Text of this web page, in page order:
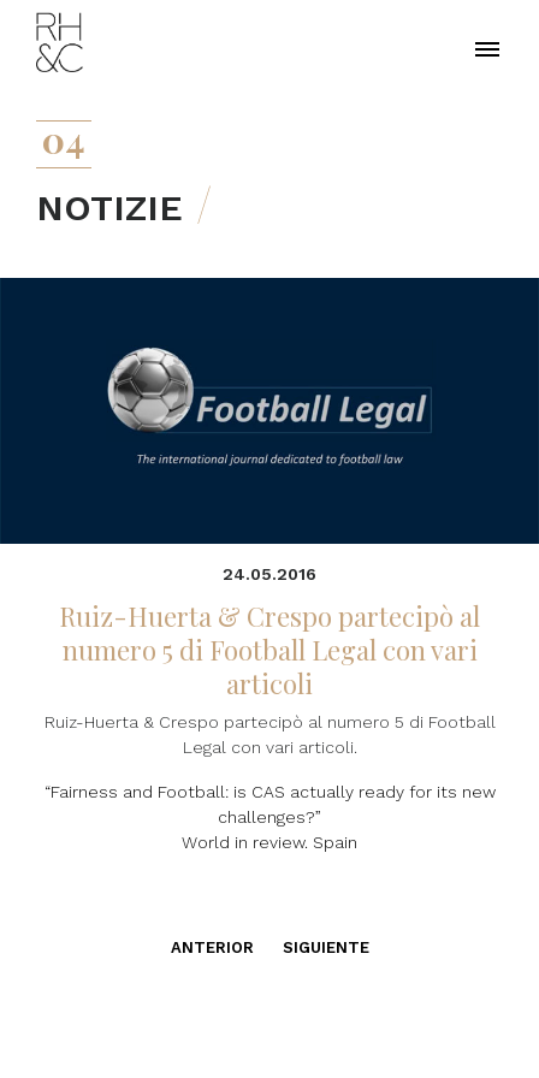
04
NOTIZIE
24.05.2016
Ruiz-Huerta & Crespo partecipò al
numero 5 di Football Legal con vari
articoli
Ruiz-Huerta & Crespo partecipò al numero 5 di Football
Legal con vari articoli.
“Fairness and Football: is CAS actually ready for its new
challenges?”
World in review. Spain
ANTERIOR SIGUIENTE